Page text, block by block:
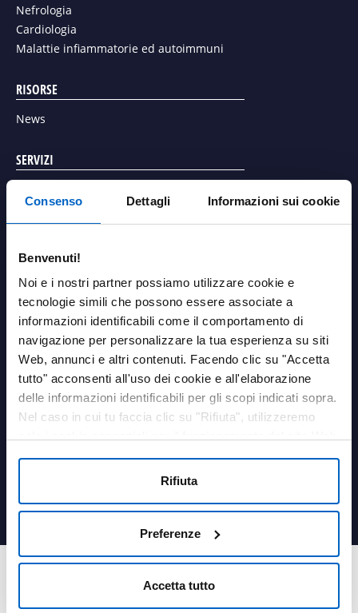
Consenso Dettagli Informazioni sui cookie
Benvenuti!
Noi e i nostri partner possiamo utilizzare cookie e
tecnologie simili che possono essere associate a
informazioni identificabili come il comportamento di
navigazione per personalizzare la tua esperienza su siti
Web, annunci e altri contenuti. Facendo clic su "Accetta
tutto" acconsenti all'uso dei cookie e all'elaborazione
delle informazioni identificabili per gli scopi indicati sopra.
Nel caso in cui tu faccia clic su "Rifiuta", utilizzeremo
e non sono in grado di ottimizzare e personalizzare il
nostro sito Web. In qualsiasi momento, puoi visualizzare,
"Preferenze cookie" nel piè di pagina di ogni pagina.
Accetta tutto
Preferenze
Rifiuta
Nefrologia
Cardiologia
Malattie infiammatorie ed autoimmuni
RISORSE
News
SERVIZI
Richiedi un contatto con un referente Amgen
Richiedi una valutazione di stabilità della temperatura dei
AREA PERSONALE
Login
LINK UTILI
Contatti
Termini e condizioni
Privacy Policy
Cookies Policy
Farmacovigilanza
Dichiarazione sui cookie
© 2018, 2025 - Amgen Inc. Tutti i diritti sono riservati. Amgen S.r.l. a socio
Partita IVA e Codice Fiscale 10051170156 – sottoposta alla Direzione ed al